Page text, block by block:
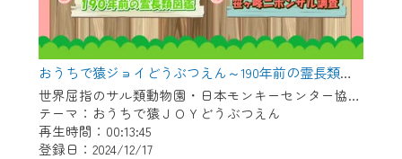
おうちで猿ジョイどうぶつえん～190年前の霊長類図鑑～（2024年11月16日初回放送）
世界屈指のサル類動物園・日本モンキーセンター協力の親子で学べる動物番組。
テーマ：おうちで猿ＪＯＹどうぶつえん
再生時間：00:13:45
登録日：2024/12/17